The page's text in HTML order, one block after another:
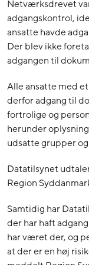
Netværksdrevet
adgangskontrol,
ansatte havde
Der blev ikke
adgangen til
Alle ansatte med
derfor adgang til
fortrolige og
herunder
udsatte grupper
Datatilsynet
Region
Samtidig har
der har haft
har været der, og
at der er en høj